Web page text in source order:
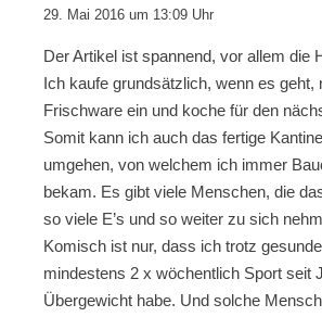
29. Mai 2016 um 13:09 Uhr
Der Artikel ist spannend, vor allem die
Ich kaufe grundsätzlich, wenn es geht,
Frischware ein und koche für den
Somit kann ich auch das fertige
umgehen, von welchem ich immer
bekam. Es gibt viele Menschen, die
so viele E’s und so weiter zu sich
Komisch ist nur, dass ich trotz
mindestens 2 x wöchentlich Sport seit
Übergewicht habe. Und solche